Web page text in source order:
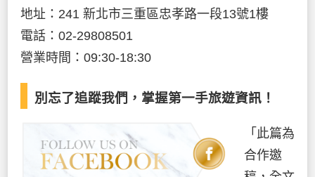
地址：241 新北市三重區忠孝路一段13號1樓
電話：02-29808501
營業時間：09:30-18:30
別忘了追蹤我們，掌握第一手旅遊資訊！
「此篇為
合作邀